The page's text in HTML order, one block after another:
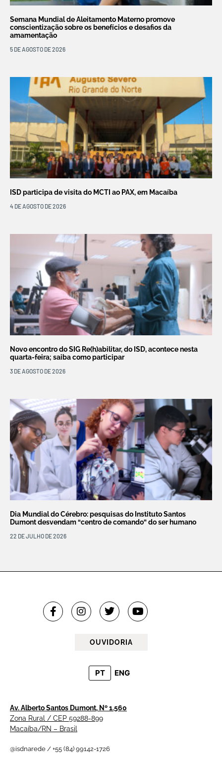
Semana Mundial de Aleitamento Materno promove
conscientização sobre os benefícios e desafios da
amamentação
5 DE AGOSTO DE 2026
ISD participa de visita do MCTI ao PAX, em Macaíba
4 DE AGOSTO DE 2026
Novo encontro do SIG Re(h)abilitar, do ISD, acontece nesta
quarta-feira; saiba como participar
3 DE AGOSTO DE 2026
Dia Mundial do Cérebro: pesquisas do Instituto Santos
Dumont desvendam “centro de comando” do ser humano
22 DE JULHO DE 2026
OUVIDORIA
PT ENG
Av. Alberto Santos Dumont, Nº 1.560
Zona Rural / CEP 59288-899
Macaíba/RN – Brasil
@isdnarede / +55 (84) 99142-1726